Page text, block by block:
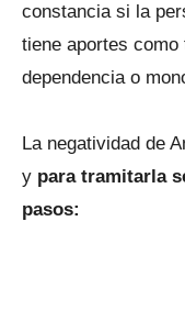
constancia si la
tiene aportes
dependencia o
La negatividad de
y para tramitarla
pasos: